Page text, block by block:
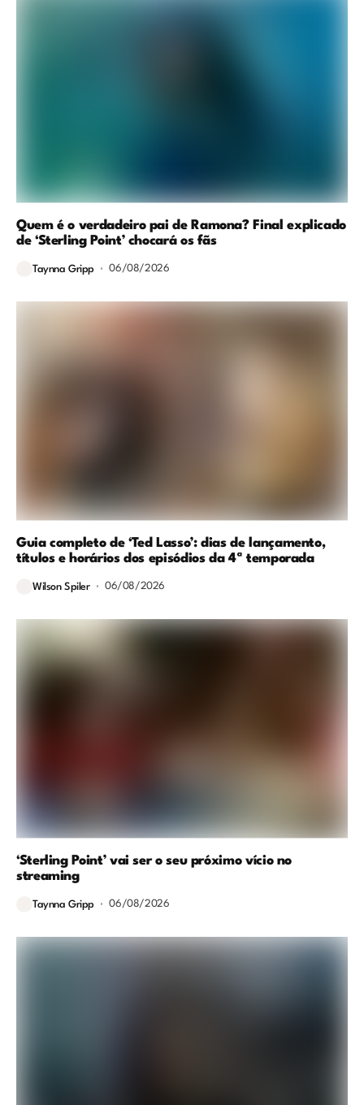
Quem é o verdadeiro pai de Ramona? Final explicado
de ‘Sterling Point’ chocará os fãs
Taynna Gripp 06/08/2026
Guia completo de ‘Ted Lasso’: dias de lançamento,
títulos e horários dos episódios da 4ª temporada
Wilson Spiler 06/08/2026
‘Sterling Point’ vai ser o seu próximo vício no
streaming
Taynna Gripp 06/08/2026